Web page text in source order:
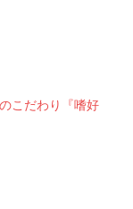
こだわり『嗜好